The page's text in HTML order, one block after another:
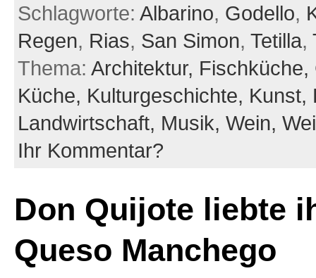
Schlagworte: Albarino, Godello,
Regen, Rias, San Simon, Tetilla,
Thema: Architektur, Fischküche,
Küche, Kulturgeschichte, Kunst,
Landwirtschaft, Musik, Wein,
Ihr Kommentar?
Don Quijote liebte
Queso Manchego